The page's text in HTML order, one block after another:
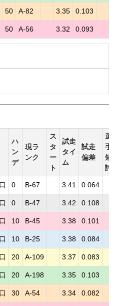
50 A-82 3.35 0.103
50 A-56 3.32 0.093
ハ
ン
デ
現ラ
ンク
ス
タ
ー
ト
試走
タイ
ム
試走
偏差
選
手
短
評
0 B-67 3.41 0.064
0 B-47 3.42 0.108
10 B-45 3.38 0.101
10 B-25 3.38 0.084
20 A-109 3.37 0.083
20 A-198 3.35 0.103
30 A-54 3.34 0.082